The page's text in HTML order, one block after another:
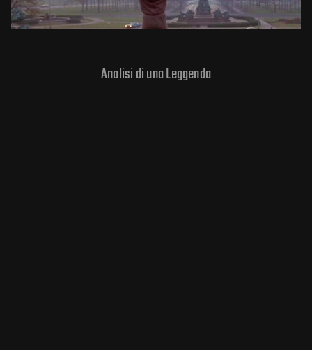
Analisi di una Leggenda